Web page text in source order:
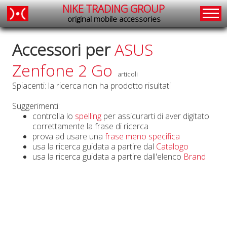
NIKE TRADING GROUP
original mobile accessories
Accessori perASUS
Zenfone 2 Go
articoli
Spiacenti: la ricerca non ha prodotto risultati
Suggerimenti:
controlla lo spelling per assicurarti di aver digitato
correttamente la frase di ricerca
prova ad usare una frase meno specifica
usa la ricerca guidata a partire dal Catalogo
usa la ricerca guidata a partire dall'elenco Brand